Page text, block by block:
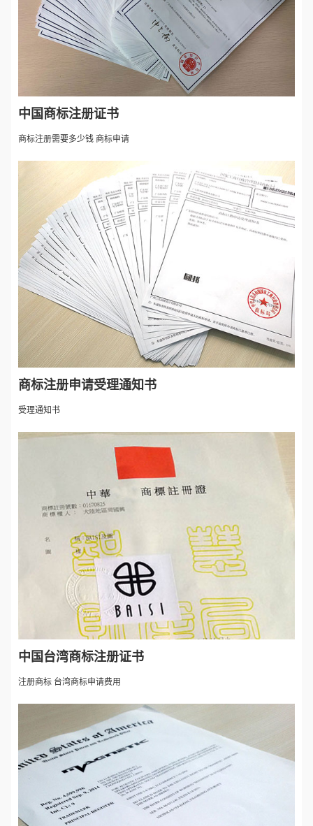
中国商标注册证书
商标注册需要多少钱 商标申请
商标注册申请受理通知书
受理通知书
中国台湾商标注册证书
注册商标 台湾商标申请费用